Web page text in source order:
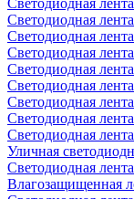
Светодиодная
Светодиодная
Светодиодная
Светодиодная
Светодиодная
Светодиодная
Светодиодная
Светодиодная
Светодиодная
Уличная
Светодиодная
Влагозащищенная